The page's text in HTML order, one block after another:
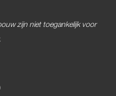
zijn niet toegankelijk voor